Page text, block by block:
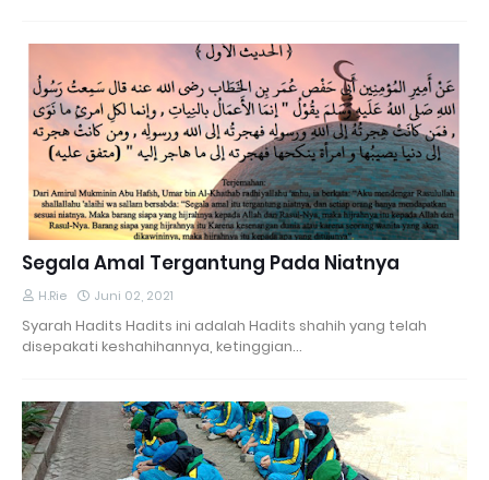
Segala Amal Tergantung Pada Niatnya
H.Rie Juni 02, 2021
Syarah Hadits Hadits ini adalah Hadits shahih yang telah
disepakati keshahihannya, ketinggian…